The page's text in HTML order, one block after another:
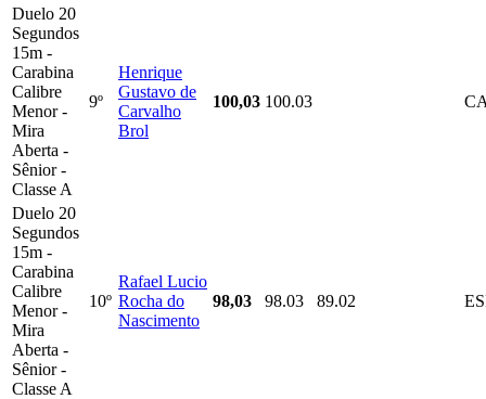
Duelo 20
Segundos
15m -
Carabina
Calibre
Menor -
Mira
Aberta -
Sênior -
Classe A
9º
Henrique
Gustavo de
Carvalho
Brol
100,03 100.03
Duelo 20
Segundos
15m -
Carabina
Calibre
Menor -
Mira
Aberta -
Sênior -
Classe A
10º
Rafael Lucio
Rocha do
Nascimento
98,03 98.03 89.02